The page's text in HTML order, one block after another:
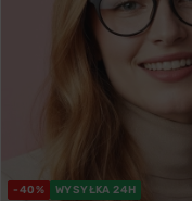
-40% WYSYŁKA 24H